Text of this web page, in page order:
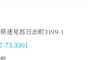
速見郡日出町3199-1
73-3301